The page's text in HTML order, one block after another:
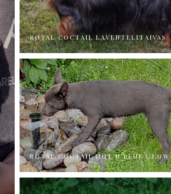
ROYAL COCTAIL LAVENTELITAIVAS
ROYAL COCTAIL HOT'N'BLUE GLOW